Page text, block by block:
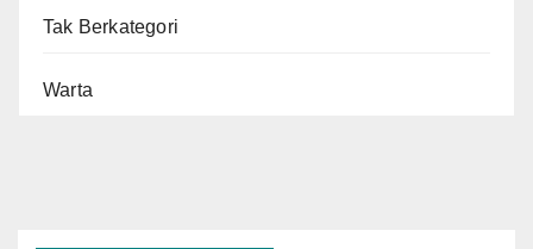
Tak Berkategori
Warta